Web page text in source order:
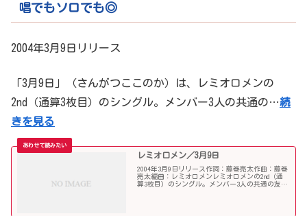
唱でもソロでも◎
2004年3月9日リリース
「3月9日」（さんがつここのか）は、レミオロメンの
2nd（通算3枚目）のシングル。メンバー3人の共通の…続
きを見る
レミオロメン／3月9日
2004年3月9日リリース作詞：藤巻亮太作曲：藤巻
亮太編曲：レミオロメンレミオロメンの2nd（通
算3枚目）のシングル。メンバー3人の共通の友人